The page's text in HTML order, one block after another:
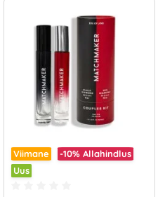
Viimane -10% Allahindlus
Uus